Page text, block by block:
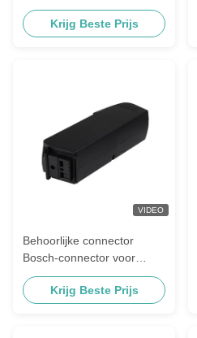
voor Bosch Connector
Krijg Beste Prijs
VIDEO
Behoorlijke connector
Bosch-connector voor
Bosch Powerpack 300-
batterijKrijg Beste Prijs